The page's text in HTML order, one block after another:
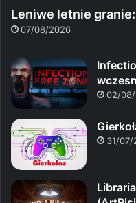
Leniwe letnie
07/08/2026
02/
31/07/